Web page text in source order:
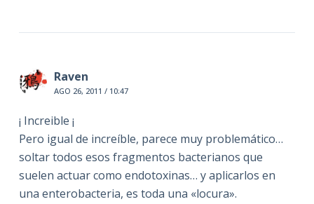
Raven
AGO 26, 2011 / 10:47
¡ Increible ¡
Pero igual de increíble, parece muy problemático…
soltar todos esos fragmentos bacterianos que
suelen actuar como endotoxinas… y aplicarlos en
una enterobacteria, es toda una «locura».